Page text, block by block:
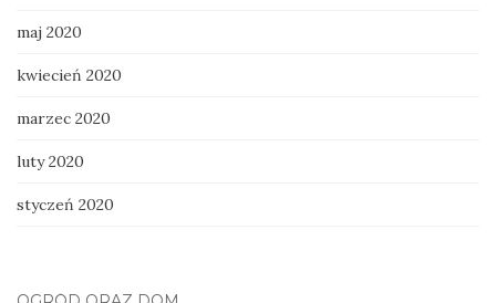
maj 2020
kwiecień 2020
marzec 2020
luty 2020
styczeń 2020